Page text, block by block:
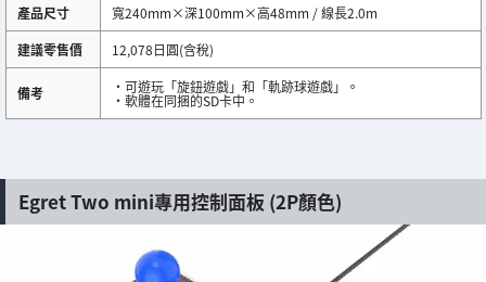
產品尺寸
寬240mm×深100mm×高48mm / 線長2.0m
建議零售價
12,078日圓(含稅)
備考 ・可遊玩「旋鈕遊戲」和「軌跡球遊戲」。
・軟體在同捆的SD卡中。
Egret Two mini專用控制面板 (2P顏色)